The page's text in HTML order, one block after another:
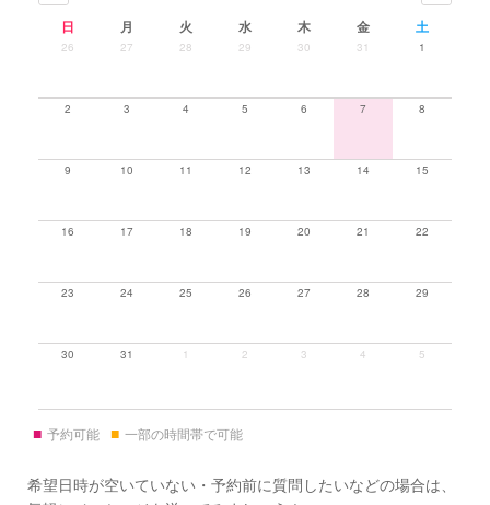
日 月 火 水 木 金 土
26 27 28 29 30 31 1
2 3 4 5 6 7 8
9 10 11 12 13 14 15
16 17 18 19 20 21 22
23 24 25 26 27 28 29
30 31 1 2 3 4 5
■ 予約可能 ■ 一部の時間帯で可能
希望日時が空いていない・予約前に質問したいなどの場合は、